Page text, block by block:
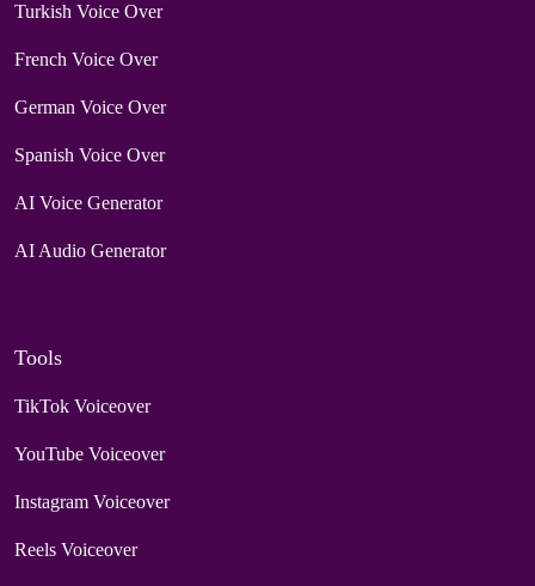
Turkish Voice Over
French Voice Over
German Voice Over
Spanish Voice Over
AI Voice Generator
AI Audio Generator
Tools
TikTok Voiceover
YouTube Voiceover
Instagram Voiceover
Reels Voiceover